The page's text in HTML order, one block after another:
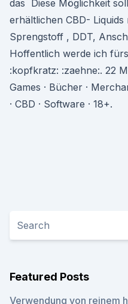
das Diese Möglichkeit
erhältlichen CBD-
Sprengstoff , DDT,
Hoffentlich werde ich
:kopfkratz: :zaehne:. 22
Games · Bücher ·
· CBD · Software · 18+.
Featured Posts
Verwendung von reinem